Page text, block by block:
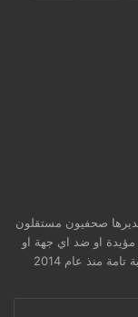
صحفيون مستقلون
مؤيدة او ضد اي جهة او
منذ عام 2014